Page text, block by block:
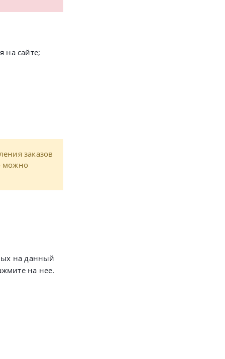
на сайте;
заказов
можно
на данный
на нее.